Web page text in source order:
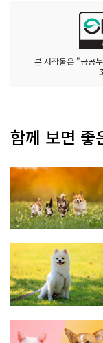
본 저작물은 "공공
함께 보면 좋